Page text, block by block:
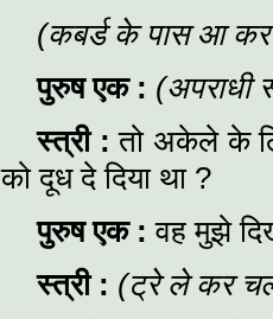
(कबर्ड के पास आ कर
पुरुष एक : (अपराधी
स्त्री :तो अकेले के
को दूध दे दिया था ?
पुरुष एक :वह मुझे
स्त्री : (ट्रे ले कर